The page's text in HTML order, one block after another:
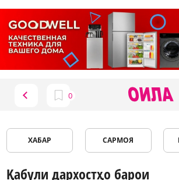
ХАБАР САРМОЯ
Қабули дархостҳо барои